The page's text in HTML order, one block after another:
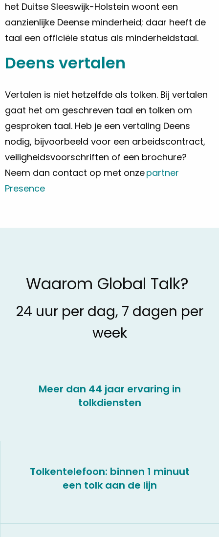
het Duitse Sleeswijk-Holstein woont een
aanzienlijke Deense minderheid; daar heeft de
taal een officiële status als minderheidstaal.
Deens vertalen
Vertalen is niet hetzelfde als tolken. Bij vertalen
gaat het om geschreven taal en tolken om
gesproken taal. Heb je een vertaling Deens
nodig, bijvoorbeeld voor een arbeidscontract,
veiligheidsvoorschriften of een brochure?
Neem dan contact op met onzepartner
Presence
Waarom Global Talk?
24 uur per dag, 7 dagen per
week
Meer dan 44 jaar ervaring in
tolkdiensten
Tolkentelefoon: binnen 1 minuut
een tolk aan de lijn